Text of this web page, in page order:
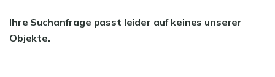
Ihre Suchanfrage passt leider auf keines unserer
Objekte.